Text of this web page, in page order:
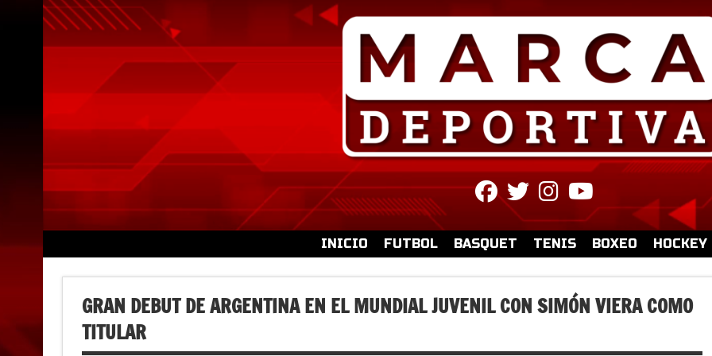
fab
fa-
facebook
fab
fa-
twitter
fab
fa-
instagram
fa-
youtube
INICIO FUTBOL BASQUET TENIS BOXEO HOCKEY
GRAN DEBUT DE ARGENTINA EN EL MUNDIAL JUVENIL CON SIMÓN VIERA COMO
TITULAR